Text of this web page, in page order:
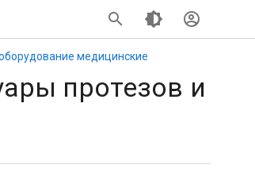
медицинские
протезов и